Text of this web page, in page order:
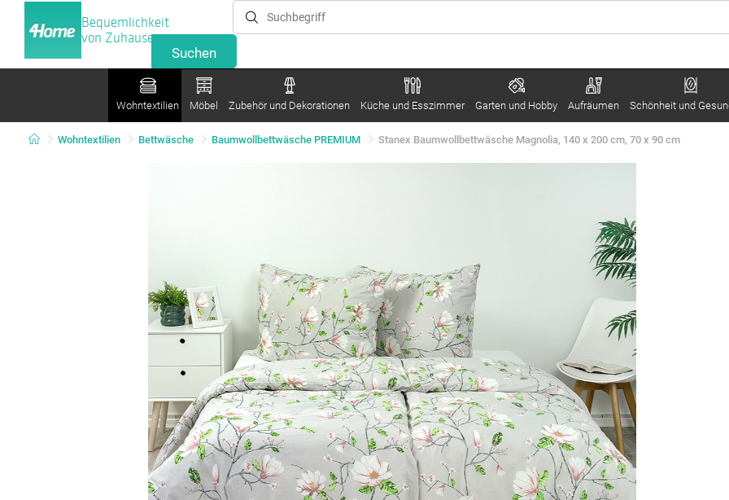
Bequemlichkeit
von Zuhause
Wohntextilien Möbel Zubehör und Dekorationen Küche und Esszimmer Garten und Hobby Aufräumen Schönheit und
Wohntextilien Bettwäsche Baumwollbettwäsche PREMIUM Stanex Baumwollbettwäsche Magnolia, 140 x 200 cm, 70 x 90 cm